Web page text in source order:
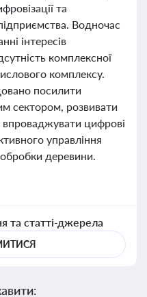
та
Водночас
інтересів
комплексної
комплексу.
посилити
сектором, розвивати
впроваджувати цифрові
управління
деревини.
та статті-джерела